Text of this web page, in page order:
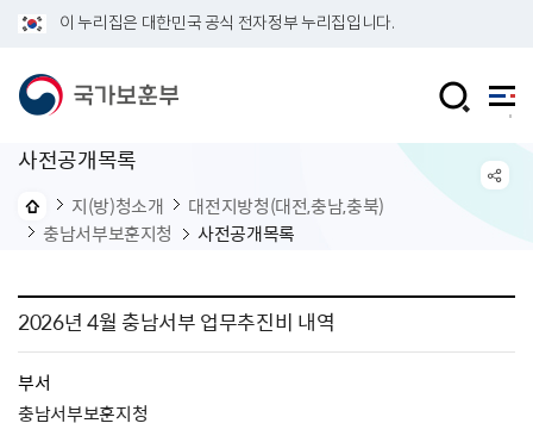
이 누리집은 대한민국 공식 전자정부 누리집입니다.
사전공개목록
지(방)청소개
대전지방청(대전,충남,충북)
충남서부보훈지청
사전공개목록
2026년 4월 충남서부 업무추진비 내역
부서
충남서부보훈지청